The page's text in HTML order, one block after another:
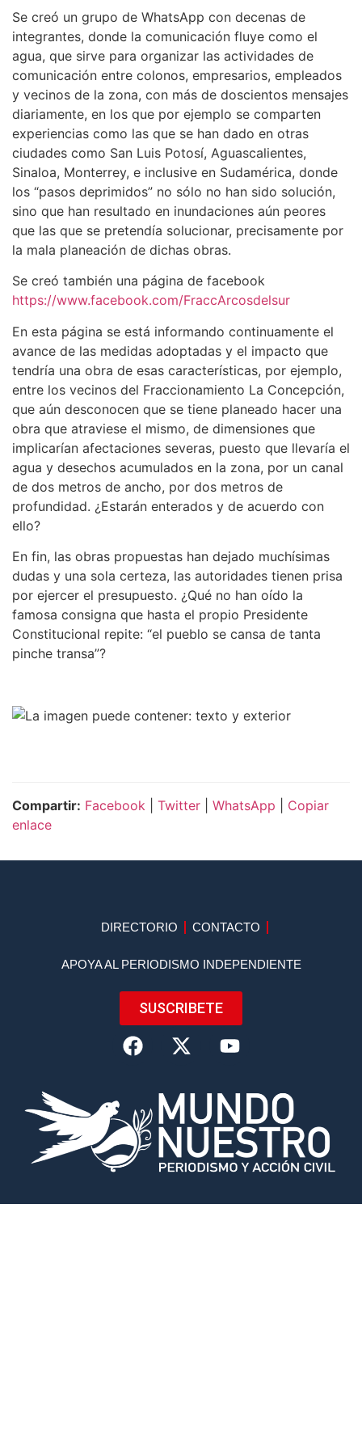
Se creó un grupo de WhatsApp con decenas de
integrantes, donde la comunicación fluye como el
agua, que sirve para organizar las actividades de
comunicación entre colonos, empresarios, empleados
y vecinos de la zona, con más de doscientos mensajes
diariamente, en los que por ejemplo se comparten
experiencias como las que se han dado en otras
ciudades como San Luis Potosí, Aguascalientes,
Sinaloa, Monterrey, e inclusive en Sudamérica, donde
los “pasos deprimidos” no sólo no han sido solución,
sino que han resultado en inundaciones aún peores
que las que se pretendía solucionar, precisamente por
la mala planeación de dichas obras.
Se creó también una página de facebook
https://www.facebook.com/FraccArcosdelsur
En esta página se está informando continuamente el
avance de las medidas adoptadas y el impacto que
tendría una obra de esas características, por ejemplo,
entre los vecinos del Fraccionamiento La Concepción,
que aún desconocen que se tiene planeado hacer una
obra que atraviese el mismo, de dimensiones que
implicarían afectaciones severas, puesto que llevaría el
agua y desechos acumulados en la zona, por un canal
de dos metros de ancho, por dos metros de
profundidad. ¿Estarán enterados y de acuerdo con
ello?
En fin, las obras propuestas han dejado muchísimas
dudas y una sola certeza, las autoridades tienen prisa
por ejercer el presupuesto. ¿Qué no han oído la
famosa consigna que hasta el propio Presidente
Constitucional repite: “el pueblo se cansa de tanta
pinche transa”?
Compartir: Facebook Twitter WhatsApp
Copiar
enlace
DIRECTORIO CONTACTO
APOYA AL PERIODISMO INDEPENDIENTE
SUSCRIBETE